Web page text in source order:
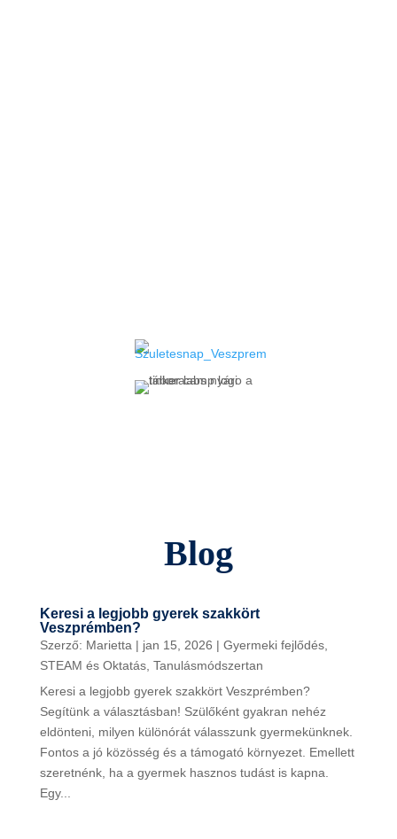
Blog
Keresi a legjobb gyerek szakkört
Veszprémben?
Szerző: Marietta | jan 15, 2026 | Gyermeki fejlődés,
STEAM és Oktatás, Tanulásmódszertan
Keresi a legjobb gyerek szakkört Veszprémben?
Segítünk a választásban! Szülőként gyakran nehéz
eldönteni, milyen különórát válasszunk gyermekünknek.
Fontos a jó közösség és a támogató környezet. Emellett
szeretnénk, ha a gyermek hasznos tudást is kapna.
Egy...